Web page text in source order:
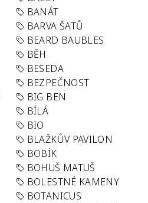
BANÁT
BARVA ŠATŮ
BEARD BAUBLES
BĚH
BESEDA
BEZPEČNOST
BIG BEN
BÍLÁ
BIO
BLAŽKŮV PAVILON
BOBÍK
BOHUŠ MATUŠ
BOLESTNÉ KAMENY
BOTANICUS